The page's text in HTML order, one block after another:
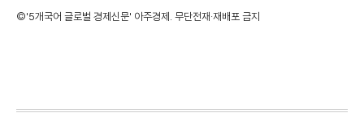
©'5개국어 글로벌 경제신문' 아주경제. 무단전재·재배포 금지